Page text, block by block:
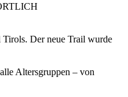
Der neue Trail wurde
Altersgruppen – von